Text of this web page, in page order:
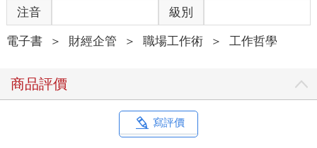
看哪種能讓肌肉最快恢復；雇請一名外科醫師來教導選手如何洗
手，以減少感冒的機率；為每個選手找出能帶來最佳睡眠品質的
枕頭與床墊；他們甚至把後勤卡車的內壁漆成純白，以便察覺到
當數百個這類微小的改善累積起來，成果來得比所有人的預想都
快。
布萊爾斯福德接掌之後短短五年，英國自行車隊就在二○○八年的
北京奧運稱霸公路賽與場地賽項目，拿下六成的金牌，驚天動
注音 級別
電子書 ＞ 財經企管 ＞ 職場工作術 ＞ 工作哲學
商品評價
寫評價